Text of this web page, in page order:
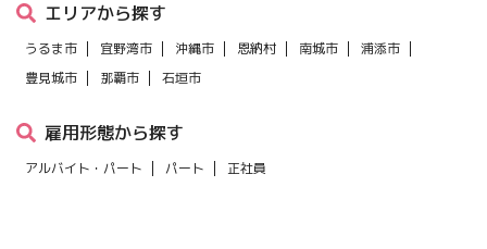
エリアから探す
うるま市 宜野湾市 沖縄市 恩納村 南城市
浦添市
豊見城市
那覇市 石垣市
雇用形態から探す
アルバイト・パート パート 正社員